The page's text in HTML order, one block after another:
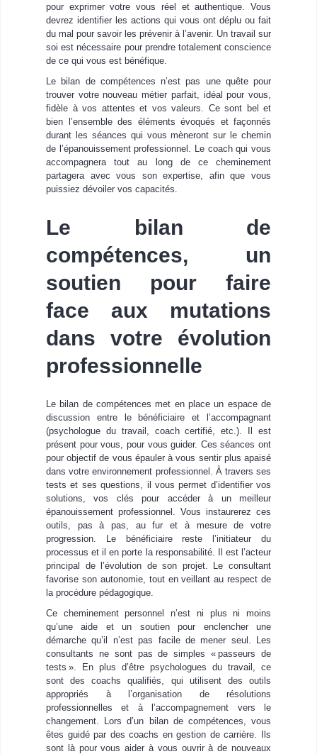
pour exprimer votre vous réel et authentique. Vous
devrez identifier les actions qui vous ont déplu ou fait
du mal pour savoir les prévenir à l’avenir. Un travail sur
soi est nécessaire pour prendre totalement conscience
de ce qui vous est bénéfique.
Le bilan de compétences n’est pas une quête pour
trouver votre nouveau métier parfait, idéal pour vous,
fidèle à vos attentes et vos valeurs. Ce sont bel et
bien l’ensemble des éléments évoqués et façonnés
durant les séances qui vous mèneront sur le chemin
de l’épanouissement professionnel. Le coach qui vous
accompagnera tout au long de ce cheminement
partagera avec vous son expertise, afin que vous
puissiez dévoiler vos capacités.
Le bilan de
compétences, un
soutien pour faire
face aux mutations
dans votre évolution
professionnelle
Le bilan de compétences met en place un espace de
discussion entre le bénéficiaire et l’accompagnant
(psychologue du travail, coach certifié, etc.). Il est
présent pour vous, pour vous guider. Ces séances ont
pour objectif de vous épauler à vous sentir plus apaisé
dans votre environnement professionnel. À travers ses
tests et ses questions, il vous permet d’identifier vos
solutions, vos clés pour accéder à un meilleur
épanouissement professionnel. Vous instaurerez ces
outils, pas à pas, au fur et à mesure de votre
progression. Le bénéficiaire reste l’initiateur du
processus et il en porte la responsabilité. Il est l’acteur
principal de l’évolution de son projet. Le consultant
favorise son autonomie, tout en veillant au respect de
la procédure pédagogique.
Ce cheminement personnel n’est ni plus ni moins
qu’une aide et un soutien pour enclencher une
démarche qu’il n’est pas facile de mener seul. Les
consultants ne sont pas de simples « passeurs de
tests ». En plus d’être psychologues du travail, ce
sont des coachs qualifiés, qui utilisent des outils
appropriés à l’organisation de résolutions
professionnelles et à l’accompagnement vers le
changement. Lors d’un bilan de compétences, vous
êtes guidé par des coachs en gestion de carrière. Ils
sont là pour vous aider à vous ouvrir à de nouveaux